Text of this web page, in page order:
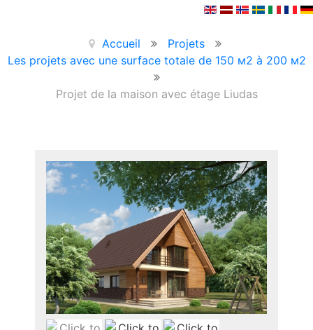
Accueil
Projets
Les projets avec une surface totale de 150 м2 à 200 м2
Projet de la maison avec étage Liudas